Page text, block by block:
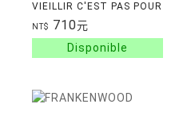
VIEILLIR C'EST PAS POUR
LES P'TITES
NT$ 710元